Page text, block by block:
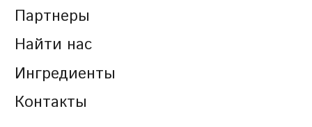
Партнеры
Найти нас
Ингредиенты
Контакты